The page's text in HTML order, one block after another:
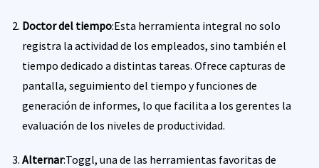
Doctor del tiempo:Esta herramienta integral no solo
registra la actividad de los empleados, sino también el
tiempo dedicado a distintas tareas. Ofrece capturas de
pantalla, seguimiento del tiempo y funciones de
generación de informes, lo que facilita a los gerentes la
evaluación de los niveles de productividad.
Alternar:Toggl, una de las herramientas favoritas de